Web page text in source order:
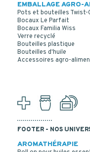
CAPSULE
EMBALLAGE AGRO-
Pots et bouteilles Twist-
Bocaux Le Parfait
Bocaux Familia Wiss
Verre recyclé
Bouteilles plastique
Bouteilles d'huile
Accessoires agro-
FOOTER - NOS
AROMATHÉRAPIE